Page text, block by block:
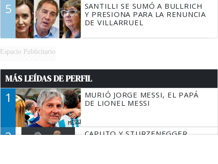
5
SANTILLI SE SUMÓ A BULLRICH
Y PRESIONA PARA LA RENUNCIA
DE VILLARRUEL
Espacio Publicitario
MÁS LEÍDAS DE PERFIL
1
MURIÓ JORGE MESSI, EL PAPÁ
DE LIONEL MESSI
2
CAPUTO Y STURZENEGGER